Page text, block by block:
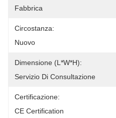
Fabbrica
Circostanza:
Nuovo
Dimensione (l*w*h):
Servizio Di Consultazione
Certificazione:
CE Certification